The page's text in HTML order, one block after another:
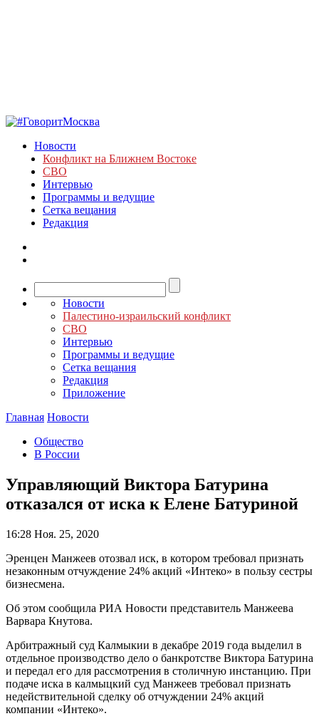
Новости
Конфликт на Ближнем Востоке
СВО
Интервью
Программы и ведущие
Сетка вещания
Редакция
Новости
Палестино-израильский конфликт
СВО
Интервью
Программы и ведущие
Сетка вещания
Редакция
Приложение
Главная Новости
Общество
В России
Управляющий Виктора Батурина
отказался от иска к Елене Батуриной
16:28 Ноя. 25, 2020
Эренцен Манжеев отозвал иск, в котором требовал признать
незаконным отчуждение 24% акций «Интеко» в пользу сестры
бизнесмена.
Об этом сообщила РИА Новости представитель Манжеева
Варвара Кнутова.
Арбитражный суд Калмыкии в декабре 2019 года выделил в
отдельное производство дело о банкротстве Виктора Батурина
и передал его для рассмотрения в столичную инстанцию. При
подаче иска в калмыцкий суд Манжеев требовал признать
недействительной сделку об отчуждении 24% акций
компании «Интеко».